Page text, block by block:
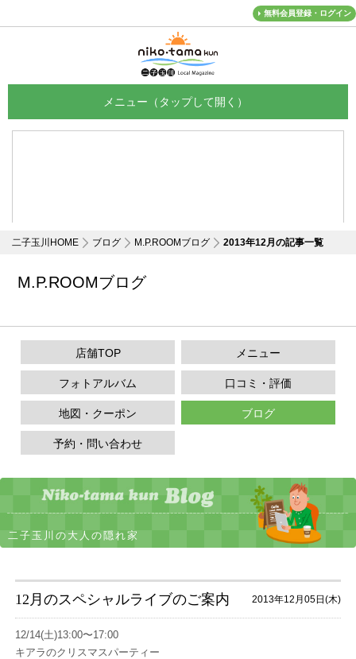
無料会員登録・ログイン
二子玉川HOME ブログ M.P.ROOMブログ 2013年12月の記事一覧
M.P.ROOMブログ
店舗TOP メニュー
フォトアルバム 口コミ・評価
地図・クーポン ブログ
予約・問い合わせ
二子玉川の大人の隠れ家
12月のスペシャルライブのご案内 2013年12月05日(木)
12/14(土)13:00〜17:00
キアラのクリスマスパーティー
メニュー